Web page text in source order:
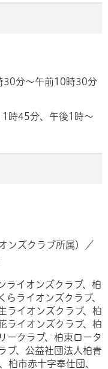
30分～午前10時30分
時45分、午後1時～
ンズクラブ所属）／
ライオンズクラブ、柏
らライオンズクラブ、
ライオンズクラブ、柏
ライオンズクラブ、柏
ークラブ、柏東ロータ
ブ、公益社団法人柏青
柏市赤十字奉仕団、